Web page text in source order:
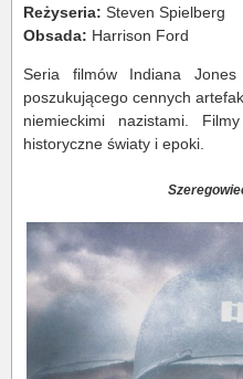
Reżyseria: Steven Spielberg
Obsada: Harrison Ford
Seria filmów Indiana Jones
poszukującego cennych
niemieckimi nazistami.
historyczne światy i epoki.